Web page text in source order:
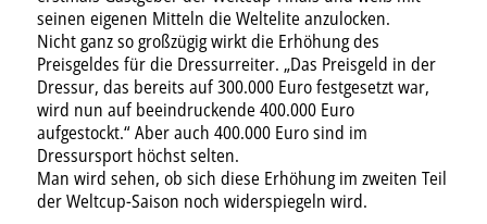
seinen eigenen Mitteln die Weltelite anzulocken.
Nicht ganz so großzügig wirkt die Erhöhung des
Preisgeldes für die Dressurreiter. „Das Preisgeld in der
Dressur, das bereits auf 300.000 Euro festgesetzt war,
wird nun auf beeindruckende 400.000 Euro
aufgestockt.“ Aber auch 400.000 Euro sind im
Dressursport höchst selten.
Man wird sehen, ob sich diese Erhöhung im zweiten Teil
der Weltcup-Saison noch widerspiegeln wird.